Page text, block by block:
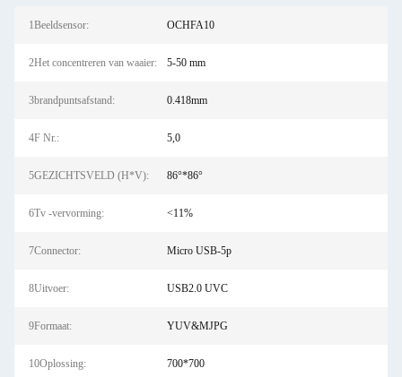
1Beeldsensor: OCHFA10
2Het concentreren van waaier: 5-50 mm
3brandpuntsafstand: 0.418mm
4F Nr.: 5,0
5GEZICHTSVELD (H*V): 86°*86°
6Tv -vervorming: <11%
7Connector: Micro USB-5p
8Uitvoer: USB2.0 UVC
9Formaat: YUV&MJPG
10Oplossing: 700*700